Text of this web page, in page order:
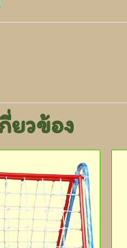
ยวข้อง